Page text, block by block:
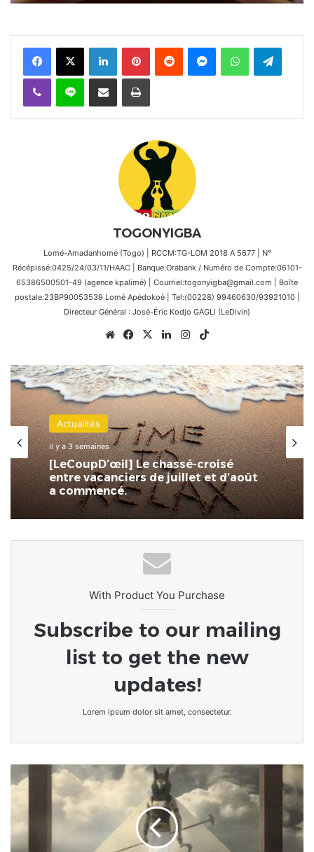
FacebookX Linkedin PinterestReddit MessengerWhatsAppTelegram
Viber Ligne Partager par email Imprimer
TOGONYIGBA
Lomé-Amadanhomé (Togo) | RCCM:TG-LOM 2018 A 5677 | N°
Récépissé:0425/24/03/11/HAAC | Banque:Orabank / Numéro de Compte:06101-
65386500501-49 (agence kpalimé) | Courriel:togonyigba@gmail.com | Boîte
postale:23BP90053539 Lomé Apédokoè | Tel:(00228) 99460630/93921010 |
Directeur Général : José-Éric Kodjo GAGLI (LeDivin)
WebsiteFacebook
X LinkedinInstagram
Actualités
il y a 3 semaines
[LeCoupD’œil] Le chassé-croisé
entre vacanciers de juillet et d’août
a commencé.
With Product You Purchase
Subscribe to our mailing
list to get the new
updates!
Lorem ipsum dolor sit amet, consectetur.
[Spiritualité]
Les
pas